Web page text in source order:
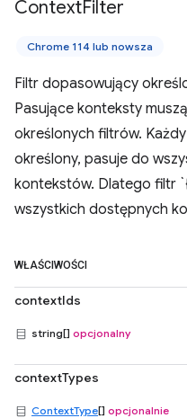
ContextFilter
Chrome 114 lub nowsza
Filtr dopasowujący
Pasujące konteksty
określonych filtrów.
określony, pasuje do
kontekstów. Dlatego filtr
wszystkich dostępnych
WŁAŚCIWOŚCI
contextIds
string[] opcjonalny
contextTypes
ContextType[] opcjonalnie